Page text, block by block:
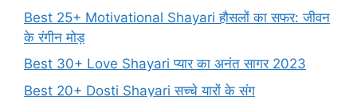
Best 25+ Motivational Shayari हौसलों का सफर: जीवन
के रंगीन मोड़
Best 30+ Love Shayari प्यार का अनंत सागर 2023
Best 20+ Dosti Shayari सच्चे यारों के संग